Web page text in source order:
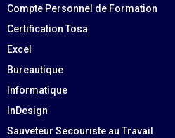
Compte Personnel de Formation
Certification Tosa
Excel
Bureautique
Informatique
InDesign
Sauveteur Secouriste au Travail